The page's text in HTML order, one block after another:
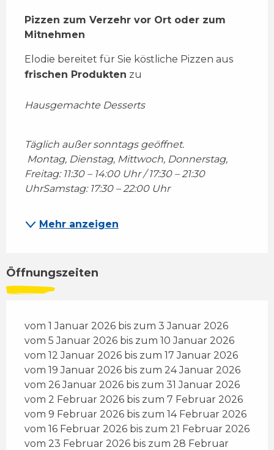
Pizzen zum Verzehr vor Ort oder zum
Mitnehmen
frischen Produkten zu
Hausgemachte Desserts
Täglich außer sonntags geöffnet.
Freitag: 11:30 – 14:00 Uhr / 17:30 – 21:30
UhrSamstag: 17:30 – 22:00 Uhr
Mehr anzeigen
Öffnungszeiten
vom 1 Januar 2026 bis zum 3 Januar 2026
vom 5 Januar 2026 bis zum 10 Januar 2026
vom 12 Januar 2026 bis zum 17 Januar 2026
vom 19 Januar 2026 bis zum 24 Januar 2026
vom 26 Januar 2026 bis zum 31 Januar 2026
vom 2 Februar 2026 bis zum 7 Februar 2026
vom 9 Februar 2026 bis zum 14 Februar 2026
vom 16 Februar 2026 bis zum 21 Februar 2026
vom 23 Februar 2026 bis zum 28 Februar